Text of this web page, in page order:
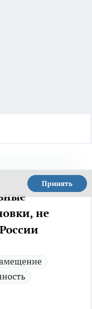
Принять
не